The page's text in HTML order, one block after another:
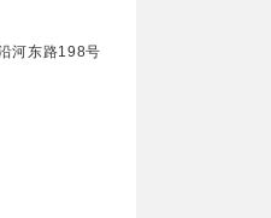
河东路198号